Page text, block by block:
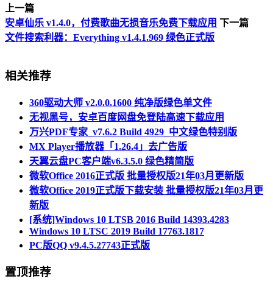
上一篇
安卓仙乐 v1.4.0，付费歌曲无损音乐免费下载应用 下一篇
文件搜索利器：Everything v1.4.1.969 绿色正式版
相关推荐
360驱动大师 v2.0.0.1600 纯净版绿色单文件
无视黑号，安卓百度网盘免登陆高速下载应用
万兴PDF专家_v7.6.2 Build 4929_中文绿色特别版
MX Player播放器「1.26.4」去广告版
天翼云盘PC客户端v6.3.5.0 绿色精简版
微软Office 2016正式版 批量授权版21年03月更新版
微软Office 2019正式版下载安装 批量授权版21年03月更
新版
[系统]Windows 10 LTSB 2016 Build 14393.4283
Windows 10 LTSC 2019 Build 17763.1817
PC版QQ v9.4.5.27743正式版
置顶推荐